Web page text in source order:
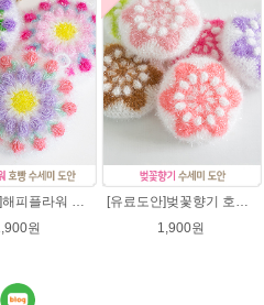
[유료도안]해피플라워 호빵수세미뜨기 도안(수세미실은 옵션에서 추가구매 가능)/수세미뜨기/수세미실/반짝이수세미/반짝이실/별수세미 호빵수세미 웰빙수세미 퐁퐁수세미 코바늘수세미
원
[유료도안]벚꽃향기 호빵수세미뜨기 도안(수세미실은 옵션에서 추가구매 가능)/수세미뜨기/수세미실/반짝이수세미/반짝이실/별수세미 호빵수세미 웰빙수세미 퐁퐁수세미 코바늘수세미
1,900원